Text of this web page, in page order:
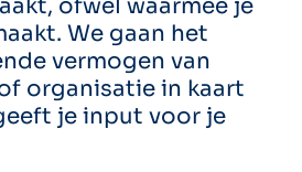
ofwel waarmee je
We gaan het
vermogen van
organisatie in kaart
je input voor je